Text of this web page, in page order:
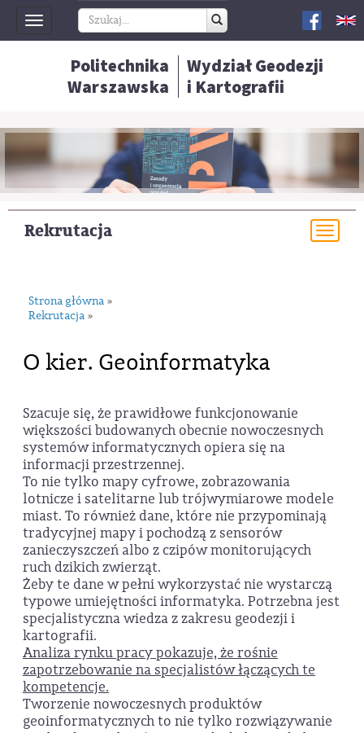
Toggle
navigation
Politechnika
Warszawska
Wydział Geodezji
i Kartografii
Rekrutacja
Strona główna »
Rekrutacja »
O kier. Geoinformatyka
Szacuje się, że prawidłowe funkcjonowanie
większości budowanych obecnie nowoczesnych
systemów informatycznych opiera się na
informacji przestrzennej.
To nie tylko mapy cyfrowe, zobrazowania
lotnicze i satelitarne lub trójwymiarowe modele
miast. To również dane, które nie przypominają
tradycyjnej mapy i pochodzą z sensorów
zanieczyszczeń albo z czipów monitorujących
ruch dzikich zwierząt.
Żeby te dane w pełni wykorzystać nie wystarczą
typowe umiejętności informatyka. Potrzebna jest
specjalistyczna wiedza z zakresu geodezji i
kartografii.
Analiza rynku pracy pokazuje, że rośnie
zapotrzebowanie na specjalistów łączących te
kompetencje.
Tworzenie nowoczesnych produktów
geoinformatycznych to nie tylko rozwiązywanie